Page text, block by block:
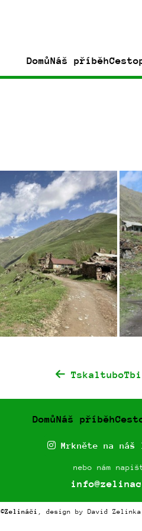
DomůNáš příběh
Tskaltubo
DomůNáš příběh
Mrkněte na náš
nebo nám
©Zelináči , design by David